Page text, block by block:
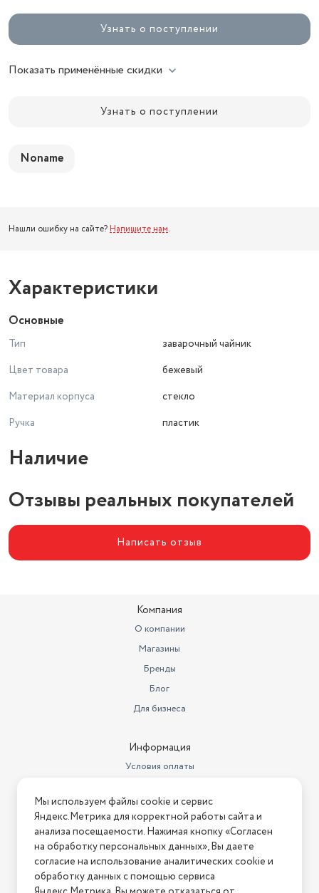
Узнать о поступлении
Показать применённые скидки
Узнать о поступлении
Noname
Нашли ошибку на сайте? Напишите нам.
Характеристики
Основные
Тип
заварочный чайник
Цвет товара
бежевый
Материал корпуса
стекло
Ручка
пластик
Наличие
Отзывы реальных покупателей
Написать отзыв
Компания
О компании
Магазины
Бренды
Блог
Для бизнеса
Информация
Условия оплаты
Условия возврата
Нашли ошибку на сайте? Напишите нам
2026 © Интернет-магазин "АстМаркет". У нас есть всё!
Мы используем файлы cookie и сервис
Яндекс.Метрика для корректной работы сайта и
анализа посещаемости. Нажимая кнопку «Согласен
на обработку персональных данных», Вы даете
согласие на использование аналитических cookie и
обработку данных с помощью сервиса